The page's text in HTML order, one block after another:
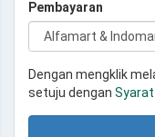
Pembayaran
Dengan mengklik
setuju dengan